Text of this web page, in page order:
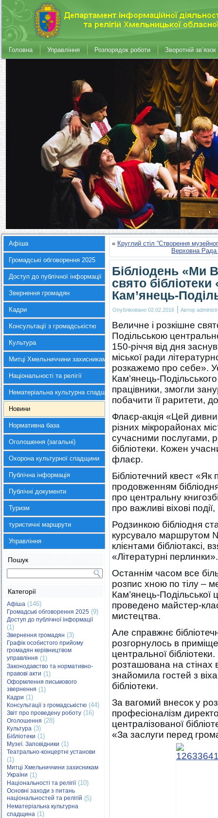
Головна Управління Розпорядок роботи Зворотній зв’язок
Афіша
Громадські обговорення 2025
Доступ до публічної інформації
Звернення громадян
Кадри
Консультації з громадськістю
Культура
Митці Хмельниччини захисникам України
Національності та релігії
Нематеріальна культурна спадщина
Новини
Нормативна база
Оголошення (загальні)
Охорона культурної спадщини
Публічна інформація
Публічні документи
Туризм
туристичні маршрути
Управління
Пошук
Категорії
Афіша (146)
Громадські обговорення 2025 (9)
Доступ до публічної інформації
(1)
Звернення громадян (3)
Графік особистого прийому
громадян керівництвом
управління (1)
Законодавство та нормативно-
правові акти (1)
Оформлення письмового
звернення (1)
Кадри (1)
Консультації з громадськістю (44)
Звіт про проведену роботу (16)
Оголошення (28)
Культура (3)
Бібліотеки (1)
Музеї. Заповідники (1)
Театрально-концертні установи
(1)
Митці Хмельниччини захисникам
України (1)
Національності та релігії(10)
Основні заходи з питань
національностей та релігій (5)
Нематеріальна культурна
спадщина (1)
« Круглий стіл “Створення
Верховна Рада
Бібліодень «Ми
свято
Кам’янець-
Опубліковано 02.02.2016 | Автор
Величне і розкішне
Подільською
150-річчя від дня
міської ради
розкажемо про себе».
Кам’янець-
працівники, змогли
побачити її раритети,
Флаєр-акція «Цей
різних мікрорайонах
сучасними послугами,
бібліотеки. Кожен
флаєр.
Бібліотечний квест «Як
продовженням
про центральну
про важливі віхові події,
Родзинкою бібліодня
курсувало маршрутом
клієнтами бібліотаксі,
«Літературні перлинки».
Останнім часом все
розпис хною по тілу –
Кам’янець-Подільської
проведено майстер-
мистецтва.
Але справжнє
розгорнулось в
центральної
розташована на стінах
знайомила гостей з
бібліотеки.
За вагомий внесок у
професіоналізм
централізованої
«За заслуги перед